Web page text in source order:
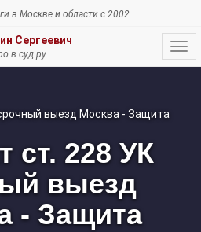
в Москве и области c 2002.
Сергеевич
в суд.ру
ст. 228 УК
выезд
- Защита